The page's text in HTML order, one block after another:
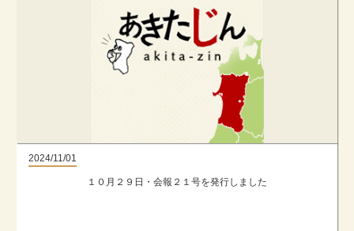
2024/11/01
１０月２９日・会報２１号を発行しました